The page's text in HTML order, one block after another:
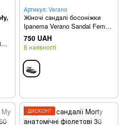
Артикул: Verano
Жіночі сандалі босоніжки
Ipanema Verano Sandal Fem
83518-AQ689 чорні 41/42
750 UAH
В наявності
ДИСКОНТ